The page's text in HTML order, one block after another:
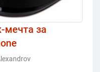
мечта за